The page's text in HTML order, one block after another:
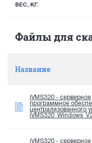
ВЕС, КГ:
Файлы для
Название
iVMS320 - серверное
программное
централизованного
iVMS320 - серверное